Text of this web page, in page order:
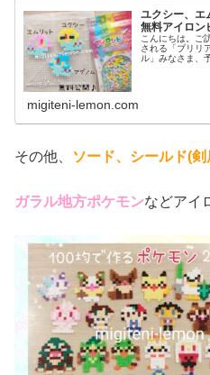
ユクシー、
無料アイロン
こんにちは。ご
される「ブリリ
ル」みなさま、
migiteni-lemon.com
その他、 ソード、シールド(剣
ガラル地方ポケモンなどアイ